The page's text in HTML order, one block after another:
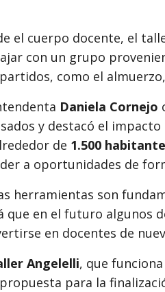
el cuerpo docente, el
con un grupo
como el
Daniela Cornejo
y destacó el
de 1.500
a oportunidades de
herramientas son
que en el futuro algunos
en docentes de
Angelelli, que
para la